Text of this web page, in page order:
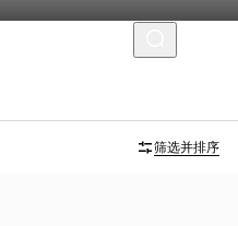
筛选并排序